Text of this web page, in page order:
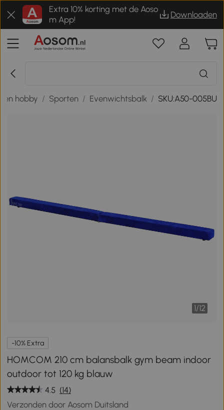
Extra 10% korting met de Aoso
m App!
Downloaden
en hobby / Sporten / Evenwichtsbalk / SKU:A50-005BU
1/12
-10% Extra
HOMCOM 210 cm balansbalk gym beam indoor
outdoor tot 120 kg blauw
4.5 (14)
Verzonden door Aosom Duitsland